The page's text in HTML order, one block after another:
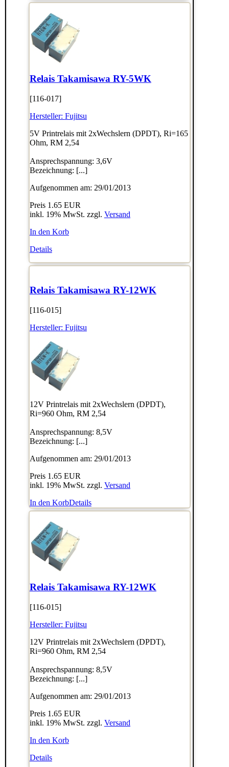
Relais Takamisawa RY-5WK
[116-017]
Hersteller: Fujitsu
5V Printrelais mit 2xWechslern (DPDT), Ri=165
Ohm, RM 2,54
Ansprechspannung: 3,6V
Bezeichnung: [...]
Aufgenommen am: 29/01/2013
Preis 1.65 EUR
inkl. 19% MwSt. zzgl. Versand
In den Korb
Details
Relais Takamisawa RY-12WK
[116-015]
Hersteller: Fujitsu
12V Printrelais mit 2xWechslern (DPDT),
Ri=960 Ohm, RM 2,54
Ansprechspannung: 8,5V
Bezeichnung: [...]
Aufgenommen am: 29/01/2013
Preis 1.65 EUR
inkl. 19% MwSt. zzgl. Versand
In den KorbDetails
Relais Takamisawa RY-12WK
[116-015]
Hersteller: Fujitsu
12V Printrelais mit 2xWechslern (DPDT),
Ri=960 Ohm, RM 2,54
Ansprechspannung: 8,5V
Bezeichnung: [...]
Aufgenommen am: 29/01/2013
Preis 1.65 EUR
inkl. 19% MwSt. zzgl. Versand
In den Korb
Details